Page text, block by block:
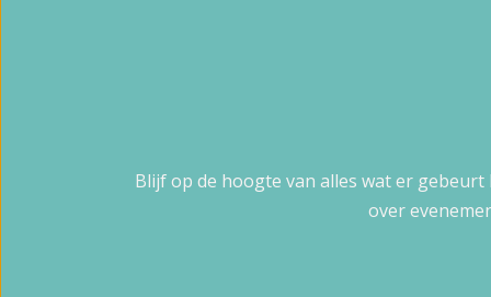
Blijf op de hoogte van alles wat er
over